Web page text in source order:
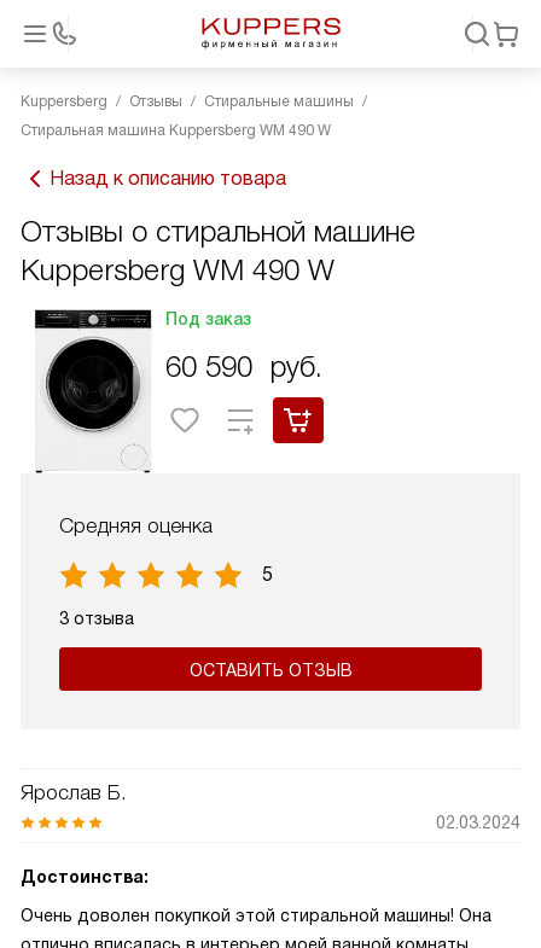
Kuppersberg Отзывы
Стиральные машины
Стиральная машина Kuppersberg WM 490 W
Назад к описанию товара
Отзывы о стиральной машине
Kuppersberg WM 490 W
Под заказ
60 590 руб.
Средняя оценка
5
3 отзыва
ОСТАВИТЬ ОТЗЫВ
Ярослав Б.
02.03.2024
Достоинства:
Очень доволен покупкой этой стиральной машины! Она